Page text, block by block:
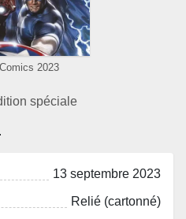
2023
spéciale
13 septembre 2023
Relié (cartonné)